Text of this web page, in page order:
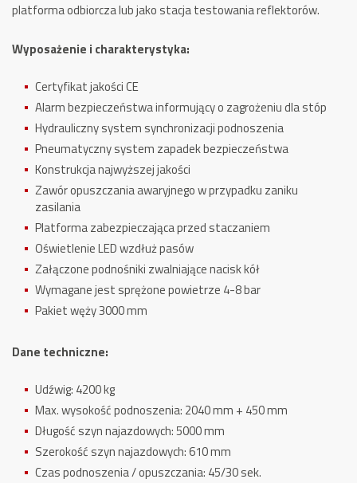
platforma odbiorcza lub jako stacja testowania reflektorów.
Wyposażenie i charakterystyka:
Certyfikat jakości CE
Alarm bezpieczeństwa informujący o zagrożeniu dla stóp
Hydrauliczny system synchronizacji podnoszenia
Pneumatyczny system zapadek bezpieczeństwa
Konstrukcja najwyższej jakości
Zawór opuszczania awaryjnego w przypadku zaniku
zasilania
Platforma zabezpieczająca przed staczaniem
Oświetlenie LED wzdłuż pasów
Załączone podnośniki zwalniające nacisk kół
Wymagane jest sprężone powietrze 4-8 bar
Pakiet węży 3000 mm
Dane techniczne:
Udźwig: 4200 kg
Max. wysokość podnoszenia: 2040 mm + 450 mm
Długość szyn najazdowych: 5000 mm
Szerokość szyn najazdowych: 610 mm
Czas podnoszenia / opuszczania: 45/30 sek.